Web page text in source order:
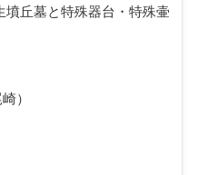
丘墓と特殊器台・特殊壷
）